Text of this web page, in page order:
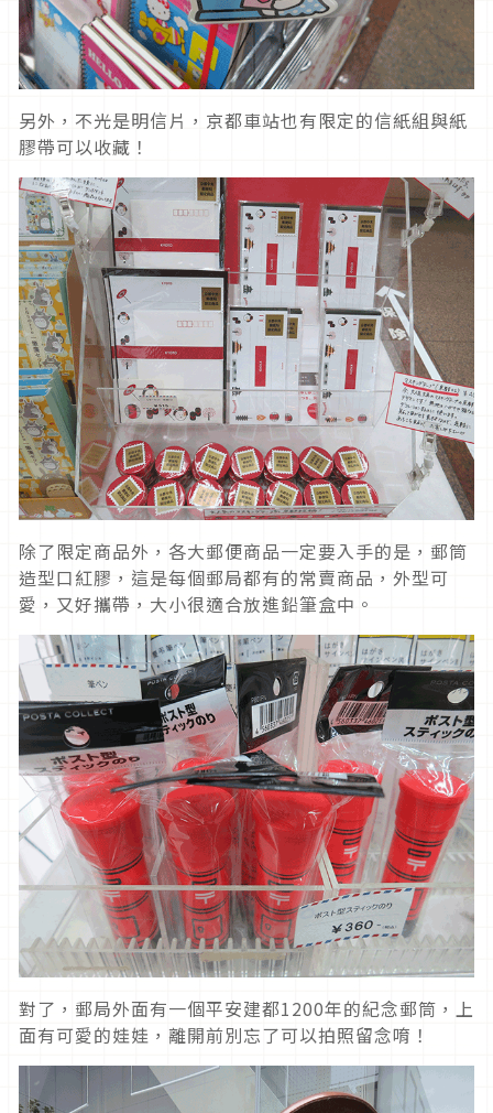
另外，不光是明信片，京都車站也有限定的信紙組與紙
膠帶可以收藏！
除了限定商品外，各大郵便商品一定要入手的是，郵筒
造型口紅膠，這是每個郵局都有的常賣商品，外型可
愛，又好攜帶，大小很適合放進鉛筆盒中。
對了，郵局外面有一個平安建都1200年的紀念郵筒，上
面有可愛的娃娃，離開前別忘了可以拍照留念唷！